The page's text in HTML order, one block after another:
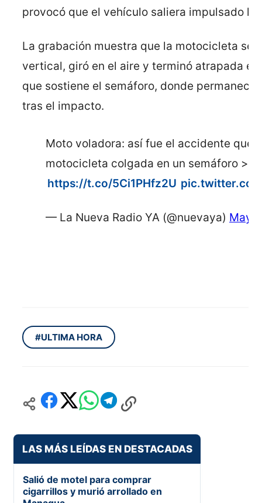
provocó que el vehículo saliera impulsado
La grabación muestra que la motocicleta se
vertical, giró en el aire y terminó atrapada
que sostiene el semáforo, donde
tras el impacto.
Moto voladora: así fue el accidente que
motocicleta colgada en un semáforo >>
https://t.co/5Ci1PHfz2U
— La Nueva Radio YA (@nuevaya) May
#ULTIMA HORA
LAS MÁS LEÍDAS EN DESTACADAS
Salió de motel para comprar
cigarrillos y murió arrollado en